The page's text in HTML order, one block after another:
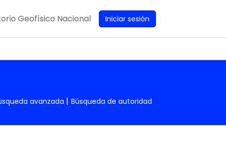
Geofísico Nacional Iniciar sesión
avanzada Búsqueda de autoridad